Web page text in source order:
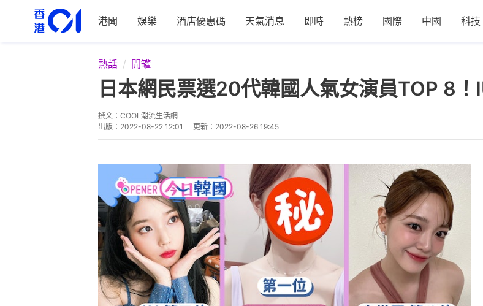
港聞 娛樂 酒店優惠碼 天氣消息 即時 熱榜 國際 中國 科技
熱話 開罐
日本網民票選20代韓國人氣女演員TOP 8
撰文： COOL潮流生活網
出版： 2022-08-22 12:01 更新： 2022-08-26 19:45